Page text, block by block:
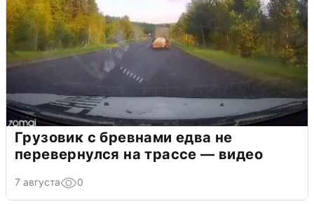
Грузовик с бревнами едва не
перевернулся на трассе — видео
7 августа 0